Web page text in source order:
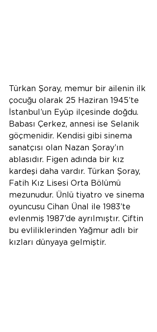
Türkan Şoray, memur bir ailenin ilk
çocuğu olarak 25 Haziran 1945’te
İstanbul’un Eyüp ilçesinde doğdu.
Babası Çerkez, annesi ise Selanik
göçmenidir. Kendisi gibi sinema
sanatçısı olan Nazan Şoray’ın
ablasıdır. Figen adında bir kız
kardeşi daha vardır. Türkan Şoray,
Fatih Kız Lisesi Orta Bölümü
mezunudur. Ünlü tiyatro ve sinema
oyuncusu Cihan Ünal ile 1983’te
evlenmiş 1987’de ayrılmıştır. Çiftin
bu evliliklerinden Yağmur adlı bir
kızları dünyaya gelmiştir.